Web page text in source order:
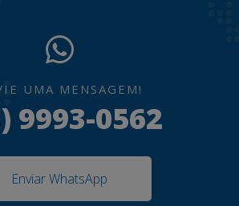
UMA MENSAGEM!
9993-0562
Enviar WhatsApp